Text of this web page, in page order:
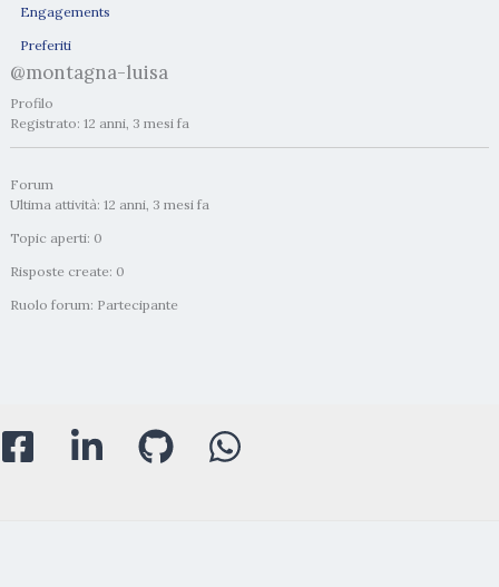
Engagements
Preferiti
@montagna-luisa
Profilo
Registrato: 12 anni, 3 mesi fa
Forum
Ultima attività: 12 anni, 3 mesi fa
Topic aperti: 0
Risposte create: 0
Ruolo forum: Partecipante